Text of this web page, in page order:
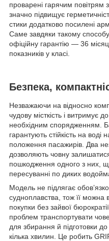
проварені гарячим
значно підвищує
стики додатково посилені
Саме завдяки такому
офіційну гарантію — 36
показників у класі.
Безпека,
Незважаючи на відносно
чудову місткість і витримує
необхідним спорядженням.
гарантують стійкість на воді
положення пасажирів. Два
дозволяють човну
пошкодження одного з них,
пересуванні по диких
Модель не підлягає
судноплавства, тож її можна
покупки без зайвої
проблем транспортувати
для збирання й підготовки
кілька хвилин. Це робить